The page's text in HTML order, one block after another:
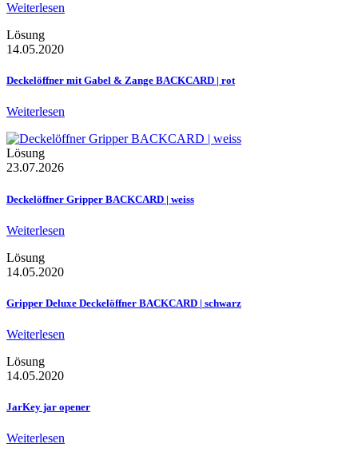
Weiterlesen
Lösung
14.05.2020
Deckelöffner mit Gabel & Zange BACKCARD | rot
Weiterlesen
Lösung
23.07.2026
Deckelöffner Gripper BACKCARD | weiss
Weiterlesen
Lösung
14.05.2020
Gripper Deluxe Deckelöffner BACKCARD | schwarz
Weiterlesen
Lösung
14.05.2020
JarKey jar opener
Weiterlesen